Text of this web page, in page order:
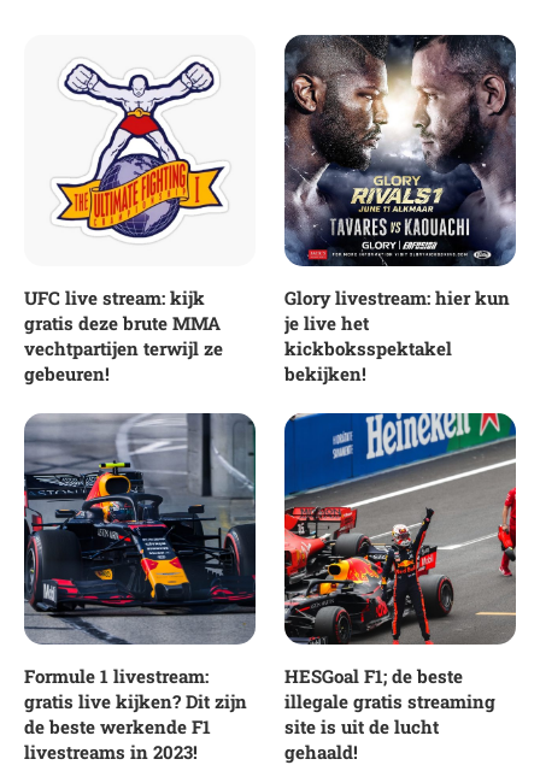
UFC live stream: kijk
gratis deze brute MMA
vechtpartijen terwijl ze
gebeuren!
Glory livestream: hier kun
je live het
kickboksspektakel
bekijken!
Formule 1 livestream:
gratis live kijken? Dit zijn
de beste werkende F1
livestreams in 2023!
HESGoal F1; de beste
illegale gratis streaming
site is uit de lucht
gehaald!